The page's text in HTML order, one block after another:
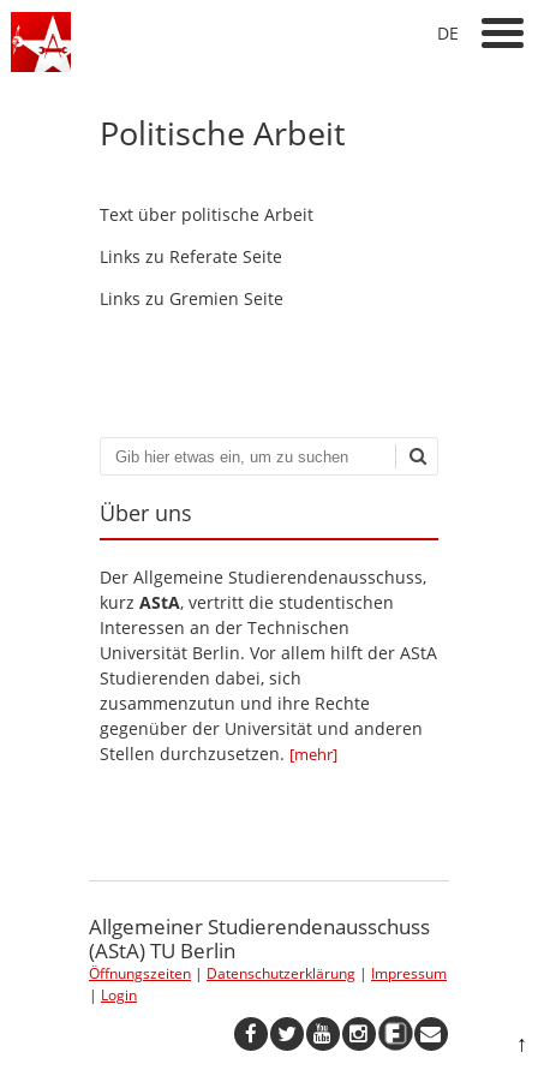
DE
Politische Arbeit
Text über politische Arbeit
Links zu Referate Seite
Links zu Gremien Seite
Suchen
Über uns
Der Allgemeine Studierendenausschuss,
kurz AStA, vertritt die studentischen
Interessen an der Technischen
Universität Berlin. Vor allem hilft der AStA
Studierenden dabei, sich
zusammenzutun und ihre Rechte
gegenüber der Universität und anderen
Stellen durchzusetzen. [mehr]
Allgemeiner Studierendenausschuss
(AStA) TU Berlin
Öffnungszeiten| Datenschutzerklärung| Impressum
| Login
↑